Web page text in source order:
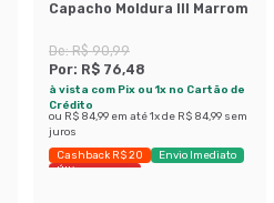
Capacho Moldura III Marrom
De:R$ 90,99
Por: R$ 76,48
à vista com Pix ou 1x no Cartão de
Crédito
ou R$ 84,99 em até1x de R$ 84,99 sem
juros
Cashback R$ 20
Envio Imediato
Últimas peças